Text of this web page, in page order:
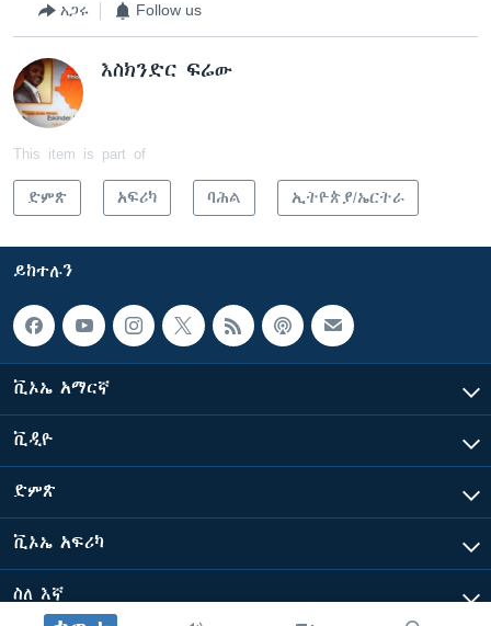
አጋሩ Follow us
እስክንድር ፍሬው
This item is part of
ድምጽ አፍሪካ ባሕል ኢትዮጵያ/ኤርትራ
ይከተሉን
ቪኦኤ አማርኛ
ቪዲዮ
ድምጽ
ቪኦኤ አፍሪካ
ስለ እኛ